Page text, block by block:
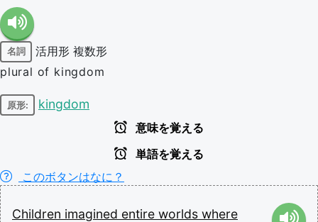
名詞 活用形 複数形
plural of kingdom
原形: kingdom
意味を覚える
単語を覚える
このボタンはなに？
Children imagined entire worlds where